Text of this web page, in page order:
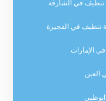
في الشارقة
تنظيف في الفجيرة
الإمارات
العين